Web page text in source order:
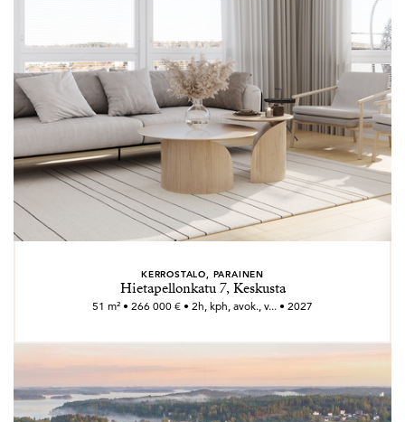
KERROSTALO, PARAINEN
Hietapellonkatu 7, Keskusta
51 m² • 266 000 € • 2h, kph, avok., v... • 2027